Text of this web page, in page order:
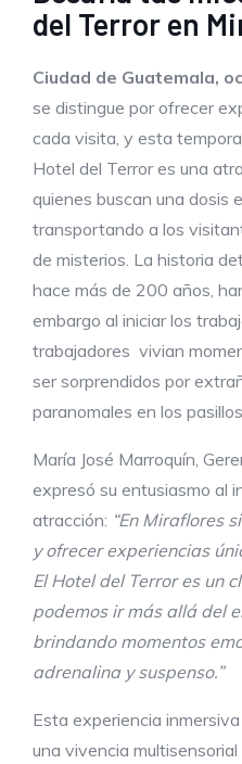
del Terror en
Ciudad de Guatemala,
se distingue por ofrecer
cada visita, y esta
Hotel del Terror es una
quienes buscan una dosis
transportando a los
de misterios. La historia
hace más de 200 años,
embargo al iniciar los
trabajadores vivian
ser sorprendidos por
paranomales en los pasillos.
María José Marroquín,
expresó su entusiasmo al
atracción: “En Miraflores
y ofrecer experiencias
El Hotel del Terror es un
podemos ir más allá del
brindando momentos
adrenalina y suspenso.”
Esta experiencia
una vivencia